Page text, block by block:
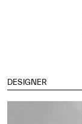
DESIGNER